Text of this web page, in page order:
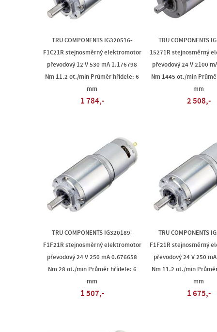
TRU COMPONENTS IG320516-
F1C21R stejnosměrný elektromotor
převodový 12 V 530 mA 1.176798
Nm 11.2 ot./min Průměr hřídele: 6
mm
1 784,-
TRU COMPONENTS
15271R stejnosměrný
převodový 24 V 2100
Nm 1445 ot./min
mm
2 508,-
TRU COMPONENTS IG320189-
F1F21R stejnosměrný elektromotor
převodový 24 V 250 mA 0.676658
Nm 28 ot./min Průměr hřídele: 6
mm
1 507,-
TRU COMPONENTS
F1F21R stejnosměrný
převodový 24 V 250
Nm 11.2 ot./min
mm
1 675,-